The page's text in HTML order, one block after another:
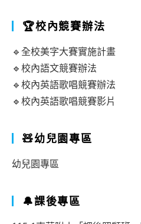
🏆校內競賽辦法
🔹全校美字大賽實施計畫
🔹校內語文競賽辦法
🔹校內英語歌唱競賽辦法
🔹校內英語歌唱競賽影片
🧸幼兒園專區
幼兒園專區
🔔課後專區